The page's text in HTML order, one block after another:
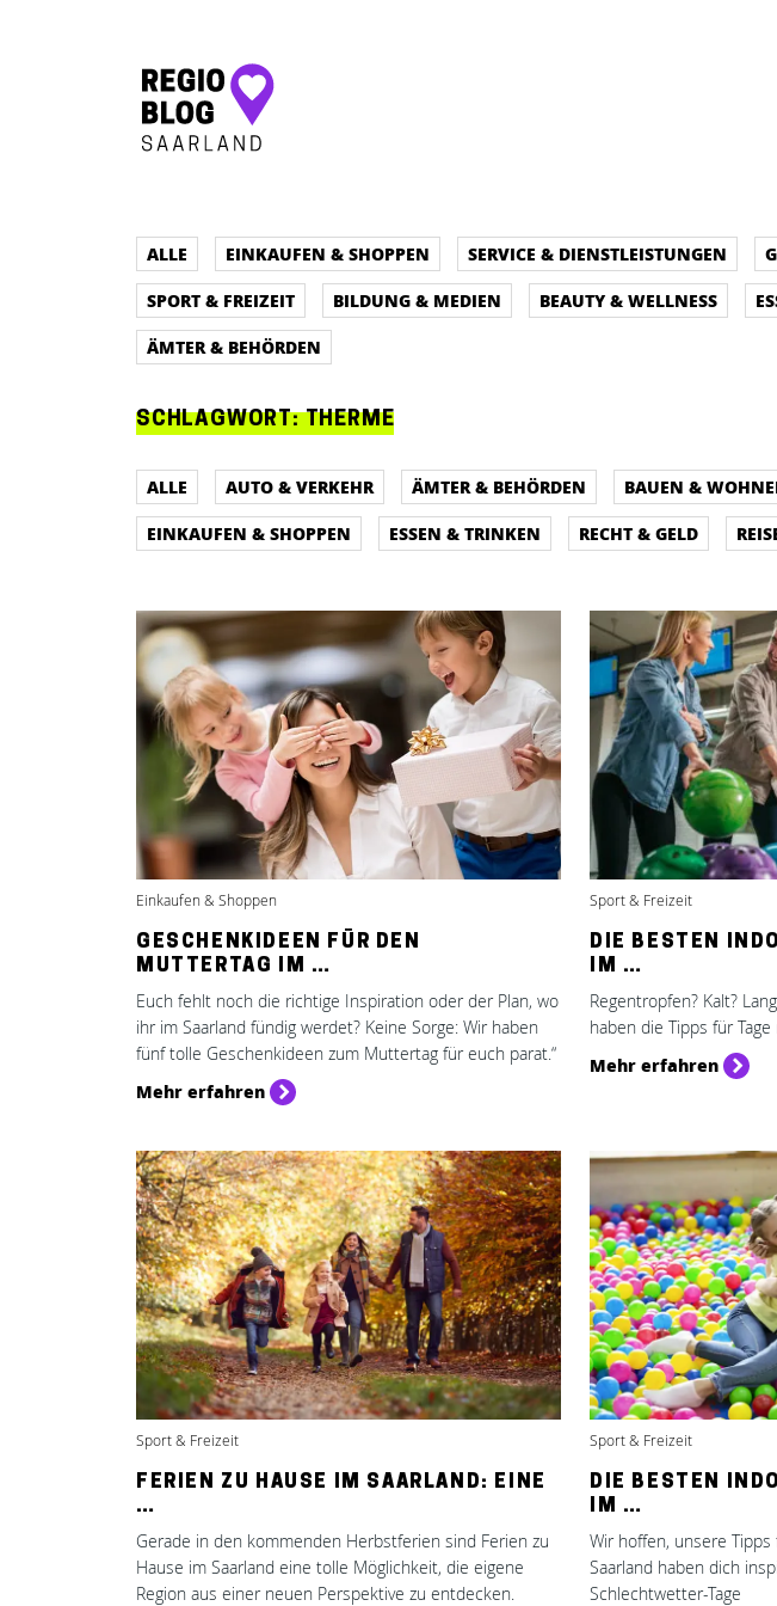
Hauptnavigation
ALLE EINKAUFEN & SHOPPEN SERVICE & DIENSTLEISTUNGEN
SPORT & FREIZEIT
BILDUNG & MEDIEN BEAUTY & WELLNESS
ÄMTER & BEHÖRDEN
SCHLAGWORT:THERME
ALLE AUTO & VERKEHR ÄMTER & BEHÖRDEN BAUEN &
EINKAUFEN & SHOPPEN
ESSEN & TRINKEN RECHT & GELD
Einkaufen & Shoppen
GESCHENKIDEEN FÜR DEN
MUTTERTAG IM …
Euch fehlt noch die richtige Inspiration oder der Plan, wo
ihr im Saarland fündig werdet? Keine Sorge: Wir haben
fünf tolle Geschenkideen zum Muttertag für euch parat.“
Mehr erfahren
Sport & Freizeit
DIE BESTEN
IM …
Regentropfen? Kalt?
haben die Tipps für
Mehr erfahren
Sport & Freizeit
FERIEN ZU HAUSE IM SAARLAND: EINE
…
Gerade in den kommenden Herbstferien sind Ferien zu
Hause im Saarland eine tolle Möglichkeit, die eigene
Region aus einer neuen Perspektive zu entdecken.
Sport & Freizeit
DIE BESTEN
IM …
Wir hoffen, unsere
Saarland haben dich
Schlechtwetter-Tage